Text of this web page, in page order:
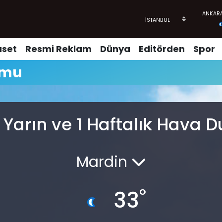
Resmi Reklam Dünya Editörden Spor
ve 1 Haftalık Hava
Mardin
33°